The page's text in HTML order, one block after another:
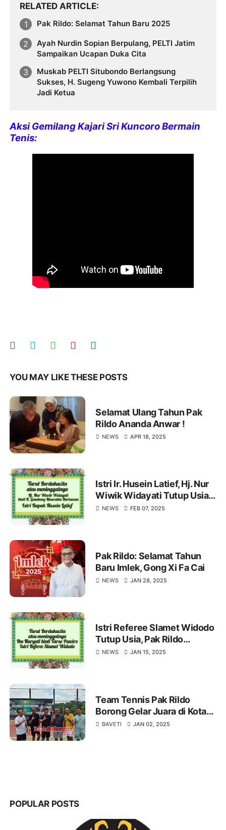
RELATED ARTICLE
Pak Rildo: Selamat Tahun Baru 2025
Ayah Nurdin Sopian Berpulang, PELTI Jatim
Sampaikan Ucapan Duka Cita
Muskab PELTI Situbondo Berlangsung
Sukses, H. Sugeng Yuwono Kembali Terpilih
Jadi Ketua
Aksi Gemilang Kajari Sri Kuncoro Bermain
Tenis:
YOU MAY LIKE THESE POSTS
Selamat Ulang Tahun Pak
Rildo Ananda Anwar !
NEWS APR 18, 2025
Istri Ir. Husein Latief, Hj. Nur
Wiwik Widayati Tutup Usia.
Pak Rildo Sampaikan
NEWS FEB 07, 2025
Pak Rildo: Selamat Tahun
Baru Imlek, Gong Xi Fa Cai
NEWS JAN 28, 2025
Istri Referee Slamet Widodo
Tutup Usia, Pak Rildo
Sampaikan Ucapan
NEWS JAN 15, 2025
Team Tennis Pak Rildo
Borong Gelar Juara di Kota
Atlas
BAVETI JAN 02, 2025
POPULAR POSTS